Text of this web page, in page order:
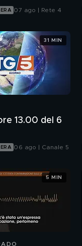
07 ago | Rete 4
13.00 del 6
06 ago | Canale 5
31 MIN
5 MIN